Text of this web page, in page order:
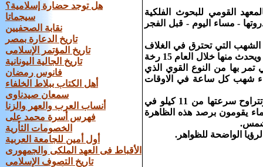
هل توجد حضارة إسلامية؟
سيجماتا
نقابة الصحفيين
تاريخ الدعارة بمصر
تاريخ المؤتمر الإسلامى
تاريخ الجالية اليونانية
فانوس رمضان
أهل الكتاب ببلاط الخلفاء
سمعان صيدناوى
أنساب العرب والعهر والزنا
فهرس أسرة محمد على
الخصومات الثأرية
أول أمين للجامعة العربية
الأقباط فى العهد الملكى والجمهورى
تاريخ التصوف الإسلامى
القومي للبحوث الفلكية
- مساء اليوم - قبل الفجر
الشهب التي تحترق في الغلاف
الجوي ولا تصل للارض.. وهناك نوعان من التيارات المعروفة احدهما رخات قوية ويحدث منها خلال العام 15 رخة
الرخة التي تمر بها من النوع القوي الذي
شهب كل ساعة في الاوقات
وقال ان الشهب أتربة كونية تحترق عند دخولها جو الأرض لوجود الاكسجين.. وتتراوح سرعتها من 11 كيلو في
وقطرها 20سم وقال ان العلماء يقومون برصد هذه الظاهرة
الواضحة للظواهر.